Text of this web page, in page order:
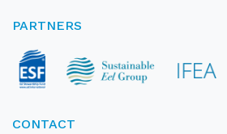
PARTNERS
CONTACT